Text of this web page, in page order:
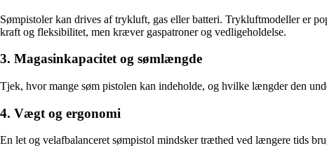
Sømpistoler kan drives af trykluft, gas eller batteri. Trykluftmodeller er
kraft og fleksibilitet, men kræver gaspatroner og vedligeholdelse.
3. Magasinkapacitet og sømlængde
Tjek, hvor mange søm pistolen kan indeholde, og hvilke længder den
4. Vægt og ergonomi
En let og velafbalanceret sømpistol mindsker træthed ved længere tids